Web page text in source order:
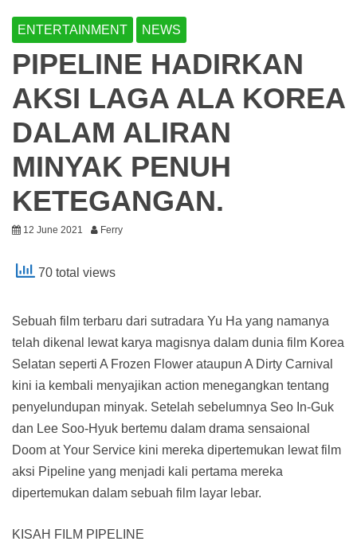
ENTERTAINMENT NEWS
PIPELINE HADIRKAN
AKSI LAGA ALA KOREA
DALAM ALIRAN
MINYAK PENUH
KETEGANGAN.
12 June 2021 Ferry
70 total views
Sebuah film terbaru dari sutradara Yu Ha yang namanya
telah dikenal lewat karya magisnya dalam dunia film Korea
Selatan seperti A Frozen Flower ataupun A Dirty Carnival
kini ia kembali menyajikan action menegangkan tentang
penyelundupan minyak. Setelah sebelumnya Seo In-Guk
dan Lee Soo-Hyuk bertemu dalam drama sensaional
Doom at Your Service kini mereka dipertemukan lewat film
aksi Pipeline yang menjadi kali pertama mereka
dipertemukan dalam sebuah film layar lebar.
KISAH FILM PIPELINE